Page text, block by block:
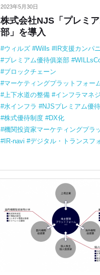
2023年5月30日
株式会社NJS「プレミ
部」を導入
ウィルズ Wills IR支援カンパ
プレミアム優待俱楽部
ブロックチェーン
マーケティングプラットフォー
上下水道の整備
インフラマネ
水インフラ
NJSプレミアム優
株式優待制度
DX化
機関投資家マーケティングプラ
IR-navi
デジタル・トランスフ